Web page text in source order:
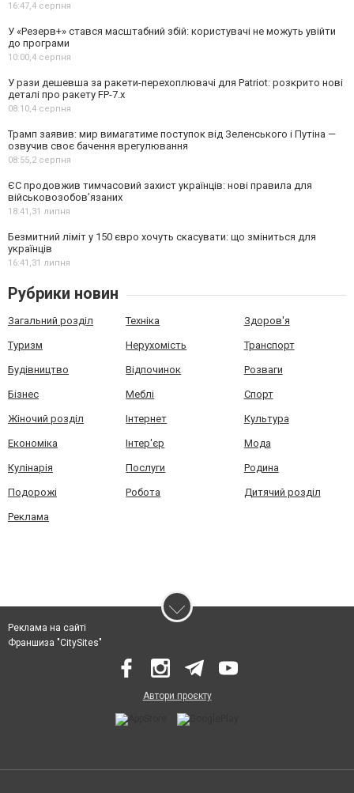
16:47,4 серпня
У «Резерв+» стався масштабний збій: користувачі не можуть увійти
до програми
10:00,4 серпня
У рази дешевша за ракети-перехоплювачі для Patriot: розкрито нові
деталі про ракету FP-7.x
08:10,4 серпня
Трамп заявив: мир вимагатиме поступок від Зеленського і Путіна —
озвучив своє бачення врегулювання
08:55,2 серпня
ЄС продовжив тимчасовий захист українців: нові правила для
військовозобов’язаних
18:41,31 липня
Безмитний ліміт у 150 євро хочуть скасувати: що зміниться для
українців
16:41,31 липня
Рубрики новин
Загальний розділ Техніка Здоров'я
Туризм Нерухомість Транспорт
Будівництво Відпочинок Розваги
Бізнес Меблі Спорт
Жіночий розділ Інтернет Культура
Економіка Інтер'єр Мода
Кулінарія Послуги Родина
Подорожі Робота Дитячий розділ
Реклама
Реклама на сайті
Франшиза "CitySites"
Автори проєкту